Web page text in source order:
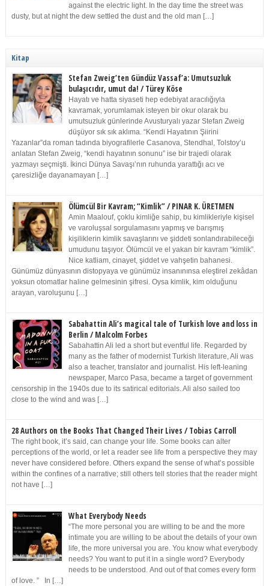
against the electric light. In the day time the street was
dusty, but at night the dew settled the dust and the old man […]
Kitap
Stefan Zweig’ten Gündüz Vassaf’a: Umutsuzluk
bulaşıcıdır, umut da! / Türey Köse
Hayatı ve hatta siyaseti hep edebiyat aracılığıyla
kavramak, yorumlamak isteyen bir okur olarak bu
umutsuzluk günlerinde Avusturyalı yazar Stefan Zweig
düşüyor sık sık aklıma. “Kendi Hayatının Şiirini
Yazanlar”da roman tadında biyografilerle Casanova, Stendhal, Tolstoy’u
anlatan Stefan Zweig, “kendi hayatının sonunu” ise bir trajedi olarak
yazmayı seçmişti. İkinci Dünya Savaşı’nın ruhunda yarattığı acı ve
çaresizliğe dayanamayan […]
Ölümcül Bir Kavram; “Kimlik” / PINAR K. ÜRETMEN
Amin Maalouf, çoklu kimliğe sahip, bu kimlikleriyle kişisel
ve varoluşsal sorgulamasını yapmış ve barışmış
kişiliklerin kimlik savaşlarını ve şiddeti sonlandırabileceği
umudunu taşıyor. Ölümcül ve el yakan bir kavram “kimlik”.
Nice katliam, cinayet, şiddet ve vahşetin bahanesi.
Günümüz dünyasının distopyaya ve günümüz insanınınsa eleştirel zekâdan
yoksun otomatlar haline gelmesinin şifresi. Oysa kimlik, kim olduğunu
arayan, varoluşunu […]
Sabahattin Ali’s magical tale of Turkish love and loss in
Berlin / Malcolm Forbes
Sabahattin Ali led a short but eventful life. Regarded by
many as the father of modernist Turkish literature, Ali was
also a teacher, translator and journalist. His left-leaning
newspaper, Marco Pasa, became a target of government
censorship in the 1940s due to its satirical editorials. Ali also sailed too
close to the wind and was […]
28 Authors on the Books That Changed Their Lives / Tobias Carroll
The right book, it’s said, can change your life. Some books can alter
perceptions of the world, or let a reader see life from a perspective they may
never have considered before. Others expand the sense of what’s possible
within the confines of a narrative; still others tell stories that the reader might
not have […]
What Everybody Needs
“The more personal you are willing to be and the more
intimate you are willing to be about the details of your own
life, the more universal you are. You know what everybody
needs? You want to put it in a single word? Everybody
needs to be understood. And out of that comes every form
of love. ” In […]